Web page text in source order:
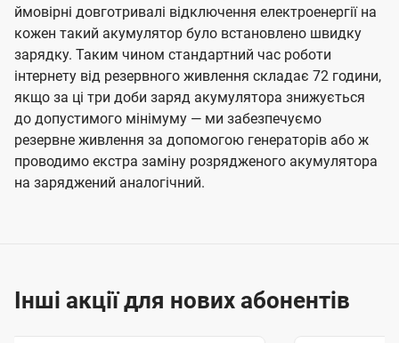
ймовірні довготривалі відключення електроенергії на
кожен такий акумулятор було встановлено швидку
зарядку. Таким чином стандартний час роботи
інтернету від резервного живлення складає 72 години,
якщо за ці три доби заряд акумулятора знижується
до допустимого мінімуму — ми забезпечуємо
резервне живлення за допомогою генераторів або ж
проводимо екстра заміну розрядженого акумулятора
на заряджений аналогічний.
Інші акції для нових абонентів